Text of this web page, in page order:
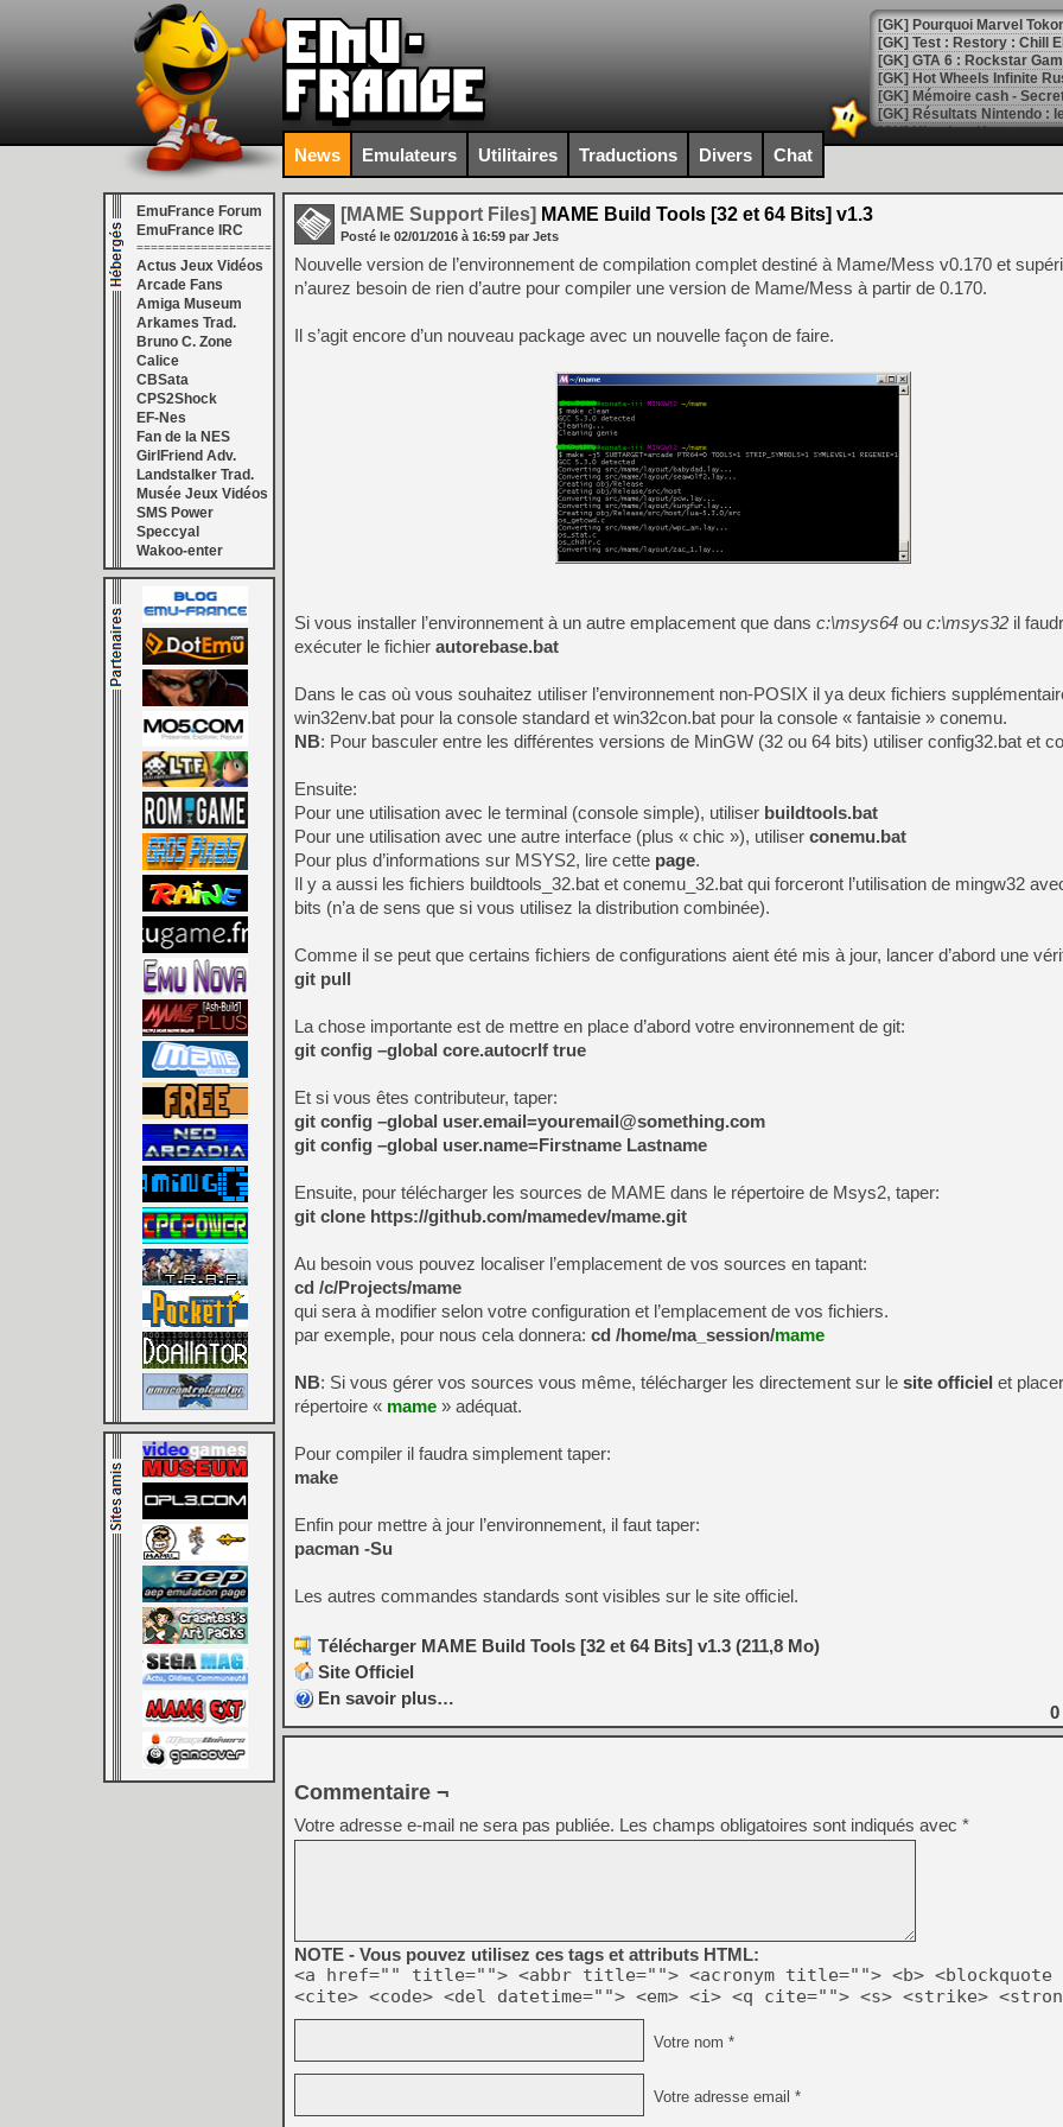
[GK] Pourquoi Marvel
[GK] Test : Restory : Chill
[GK] GTA 6 : Rockstar
[GK] Hot Wheels Infinite
[GK] Mémoire cash -
[GK] Résultats Nintendo :
[GK] Déjà des
[Mo5] Brickboy cherche à
[GK] Minecraft et ses «
[GK] Beast of
[GK] Ubisoft : fin de partie
[GK] Mémoire cash -
[GK] Dan Houser (GTA)
[GK] Comment EA Sports
[GK] Crimson Moon : un
[GK] Isle of Reveries : le
[GK] Moonlighter 2 : The
[GK] Capcom relance
[Mo5] Deux inédits du
[GK] Le beat'em up The
[GK] Endless Legend 2 :
[LS] [PS5] Le WebKit
[GK] Oubliez Crazy Taxi,
[LS] [Switch] NSZ 5.0.0
[GK] No More Room in
[GK] Un chatbot Atelier
[GK] Mémoire cash -
[GK] Nvidia : le prix des
[GK] Suikoden Star Leap :
[Mo5] La mini borne
News Emulateurs Utilitaires Traductions Divers Chat
EmuFrance Forum
EmuFrance IRC
===================
Actus Jeux Vidéos
Arcade Fans
Amiga Museum
Arkames Trad.
Bruno C. Zone
Calice
CBSata
CPS2Shock
EF-Nes
Fan de la NES
GirlFriend Adv.
Landstalker Trad.
Musée Jeux Vidéos
SMS Power
Speccyal
Wakoo-enter
[MAME Support Files] MAME Build Tools [32 et 64 Bits] v1.3
Posté le 02/01/2016 à 16:59 par Jets
Nouvelle version de l’environnement de compilation complet destiné à Mame/Mess v0.170 et
n’aurez besoin de rien d’autre pour compiler une version de Mame/Mess à partir de 0.170.
Il s’agit encore d’un nouveau package avec un nouvelle façon de faire.
Si vous installer l’environnement à un autre emplacement que dans c:\msys64 ou c:\msys32 il
exécuter le fichier autorebase.bat
Dans le cas où vous souhaitez utiliser l’environnement non-POSIX il ya deux fichiers
win32env.bat pour la console standard et win32con.bat pour la console « fantaisie » conemu.
NB: Pour basculer entre les différentes versions de MinGW (32 ou 64 bits) utiliser config32.bat et
Ensuite:
Pour une utilisation avec le terminal (console simple), utiliser buildtools.bat
Pour une utilisation avec une autre interface (plus « chic »), utiliser conemu.bat
Pour plus d’informations sur MSYS2, lire cette page.
Il y a aussi les fichiers buildtools_32.bat et conemu_32.bat qui forceront l’utilisation de mingw32
bits (n’a de sens que si vous utilisez la distribution combinée).
Comme il se peut que certains fichiers de configurations aient été mis à jour, lancer d’abord une
git pull
La chose importante est de mettre en place d’abord votre environnement de git:
git config –global core.autocrlf true
Et si vous êtes contributeur, taper:
git config –global user.email=youremail@something.com
git config –global user.name=Firstname Lastname
Ensuite, pour télécharger les sources de MAME dans le répertoire de Msys2, taper:
git clone https://github.com/mamedev/mame.git
Au besoin vous pouvez localiser l’emplacement de vos sources en tapant:
cd /c/Projects/mame
qui sera à modifier selon votre configuration et l’emplacement de vos fichiers.
par exemple, pour nous cela donnera: cd /home/ma_session/mame
NB: Si vous gérer vos sources vous même, télécharger les directement sur le site officiel et
répertoire « mame » adéquat.
Pour compiler il faudra simplement taper:
make
Enfin pour mettre à jour l’environnement, il faut taper:
pacman -Su
Les autres commandes standards sont visibles sur le site officiel.
Télécharger MAME Build Tools [32 et 64 Bits] v1.3 (211,8 Mo)
Site Officiel
En savoir plus…
0
Commentaire ¬
Votre adresse e-mail ne sera pas publiée. Les champs obligatoires sont indiqués avec *
NOTE - Vous pouvez utilisez ces tags et attributs HTML:
<a href="" title=""> <abbr title=""> <acronym title=""> <b> <blockquote
<cite> <code> <del datetime=""> <em> <i> <q cite=""> <s> <strike>
Votre nom *
Votre adresse email *